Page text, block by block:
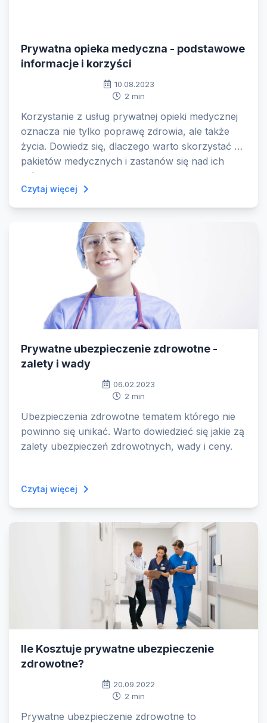
Prywatna opieka medyczna - podstawowe
informacje i korzyści
10.08.2023
2 min
Korzystanie z usług prywatnej opieki medycznej
oznacza nie tylko poprawę zdrowia, ale także
życia. Dowiedz się, dlaczego warto skorzystać z
pakietów medycznych i zastanów się nad ich
zakupem.
Czytaj więcej
Prywatne ubezpieczenie zdrowotne -
zalety i wady
06.02.2023
2 min
Ubezpieczenia zdrowotne tematem którego nie
powinno się unikać. Warto dowiedzieć się jakie zą
zalety ubezpieczeń zdrowotnych, wady i ceny.
Czytaj więcej
Ile Kosztuje prywatne ubezpieczenie
zdrowotne?
20.09.2022
2 min
Prywatne ubezpieczenie zdrowotne to